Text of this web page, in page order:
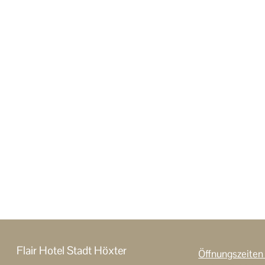
Flair Hotel Stadt Höxter Öffnungszeiten